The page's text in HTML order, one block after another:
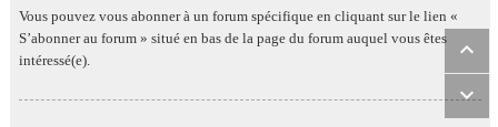
Vous pouvez vous abonner à un forum spécifique en cliquant sur le lien «
S’abonner au forum » situé en bas de la page du forum auquel vous êtes
intéressé(e).